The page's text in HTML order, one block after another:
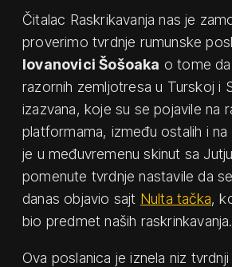
Čitalac Raskrikavanja nas je
proverimo tvrdnje rumunske
Iovanovici Šošoaka o tome
razornih zemljotresa u Turskoj i
izazvana, koje su se pojavile na
platformama, između ostalih i na
je u međuvremenu skinut sa
pomenute tvrdnje nastavile da
danas objavio sajt Nulta tačka,
bio predmet naših raskrinkavanja.
Ova poslanica je iznela niz